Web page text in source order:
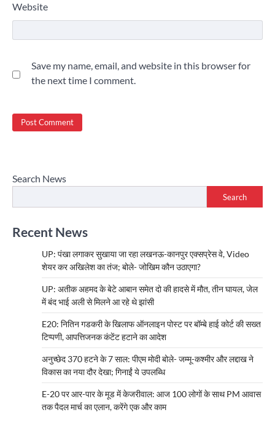
Website
Save my name, email, and website in this browser for
the next time I comment.
Search News
Search
Recent News
UP: पंखा लगाकर सुखाया जा रहा लखनऊ-कानपुर एक्सप्रेस वे, Video
शेयर कर अखिलेश का तंज; बोले- जोखिम कौन उठाएगा?
UP: अतीक अहमद के बेटे आबान समेत दो की हादसे में मौत, तीन घायल, जेल
में बंद भाई अली से मिलने आ रहे थे झांसी
E20: नितिन गडकरी के खिलाफ ऑनलाइन पोस्ट पर बॉम्बे हाई कोर्ट की सख्त
टिप्पणी, आपत्तिजनक कंटेंट हटाने का आदेश
अनुच्छेद 370 हटने के 7 साल: पीएम मोदी बोले- जम्मू-कश्मीर और लद्दाख ने
विकास का नया दौर देखा; गिनाईं ये उपलब्धि
E-20 पर आर-पार के मूड में केजरीवाल: आज 100 लोगों के साथ PM आवास
तक पैदल मार्च का एलान, करेंगे एक और काम